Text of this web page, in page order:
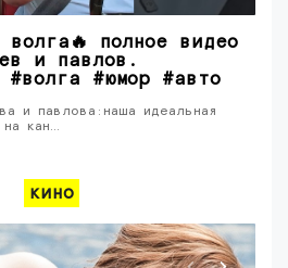
волга🔥 полное видео
и павлов.
#волга #юмор #авто
и павлова:наша идеальная
кан…
кино